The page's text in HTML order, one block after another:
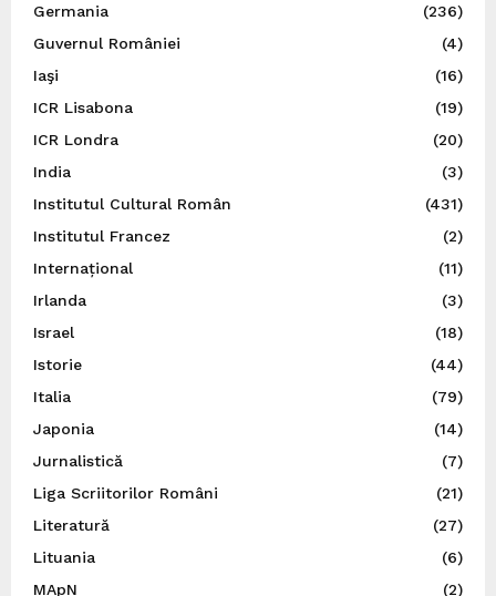
Germania
(236)
Guvernul României
(4)
Iaşi
(16)
ICR Lisabona
(19)
ICR Londra
(20)
India
(3)
Institutul Cultural Român
(431)
Institutul Francez
(2)
Internațional
(11)
Irlanda
(3)
Israel
(18)
Istorie
(44)
Italia
(79)
Japonia
(14)
Jurnalistică
(7)
Liga Scriitorilor Români
(21)
Literatură
(27)
Lituania
(6)
MApN
(2)